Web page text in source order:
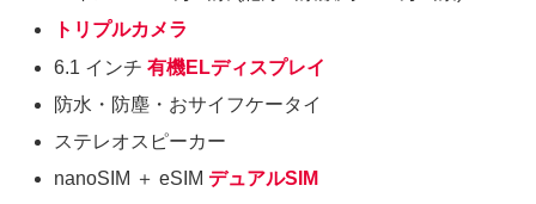
トリプルカメラ
6.1 インチ有機ELディスプレイ
防水・防塵・おサイフケータイ
ステレオスピーカー
nanoSIM ＋ eSIMデュアルSIM